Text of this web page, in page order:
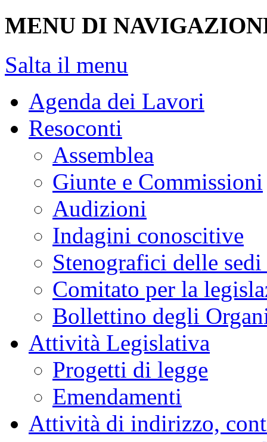
MENU DI
Salta il menu
Agenda dei Lavori
Resoconti
Assemblea
Giunte e Commissioni
Audizioni
Indagini conoscitive
Stenografici delle
Comitato per la
Bollettino degli
Attività Legislativa
Progetti di legge
Emendamenti
Attività di indirizzo,